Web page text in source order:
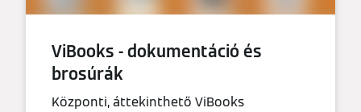
ViBooks - dokumentáció és
brosúrák
Központi, áttekinthető ViBooks